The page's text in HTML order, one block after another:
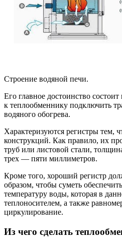
Строение водяной печи.
Его главное достоинство
к теплообменнику подключить
водяного обогрева.
Характеризуются регистры тем,
конструкций. Как правило, их
труб или листовой стали,
трех — пяти миллиметров.
Кроме того, хороший регистр
образом, чтобы суметь
температуру воды, которая в
теплоносителем, а также
циркулирование.
Из чего сделать